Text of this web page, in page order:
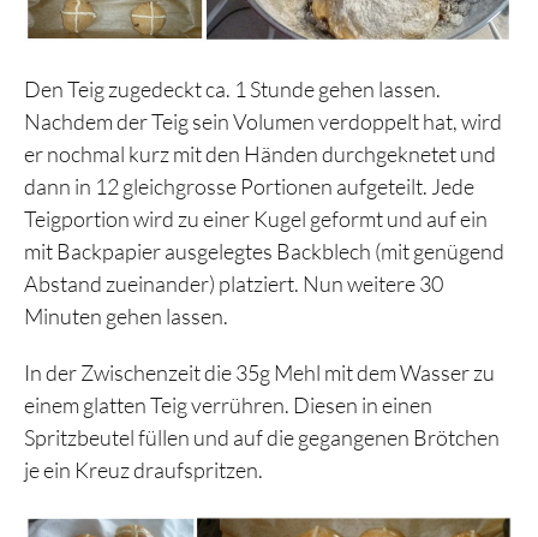
Den Teig zugedeckt ca. 1 Stunde gehen lassen.
Nachdem der Teig sein Volumen verdoppelt hat, wird
er nochmal kurz mit den Händen durchgeknetet und
dann in 12 gleichgrosse Portionen aufgeteilt. Jede
Teigportion wird zu einer Kugel geformt und auf ein
mit Backpapier ausgelegtes Backblech (mit genügend
Abstand zueinander) platziert. Nun weitere 30
Minuten gehen lassen.
In der Zwischenzeit die 35g Mehl mit dem Wasser zu
einem glatten Teig verrühren. Diesen in einen
Spritzbeutel füllen und auf die gegangenen Brötchen
je ein Kreuz draufspritzen.